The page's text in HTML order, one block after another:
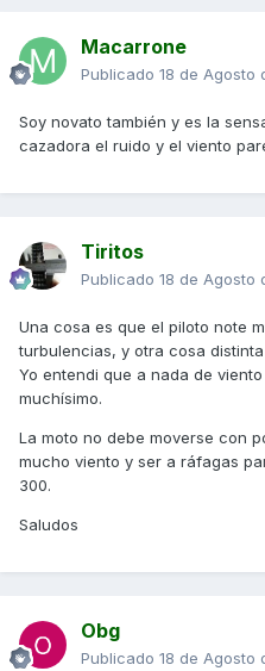
Macarrone
Publicado 18 de Agosto
Soy novato también y es la
cazadora el ruido y el viento
Tiritos
Publicado 18 de Agosto
Una cosa es que el piloto note
turbulencias, y otra cosa
Yo entendi que a nada de
muchísimo.
La moto no debe moverse con
mucho viento y ser a ráfagas
300.
Saludos
Obg
Publicado 18 de Agosto